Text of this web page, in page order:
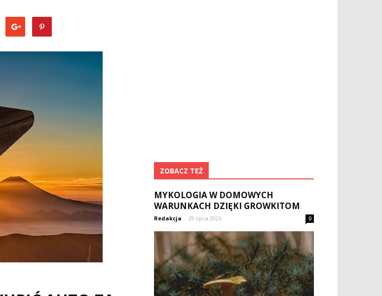
ZOBACZ TEŻ
MYKOLOGIA W DOMOWYCH
WARUNKACH DZIĘKI GROWKITOM
Redakcja - 29 lipca 2026 0